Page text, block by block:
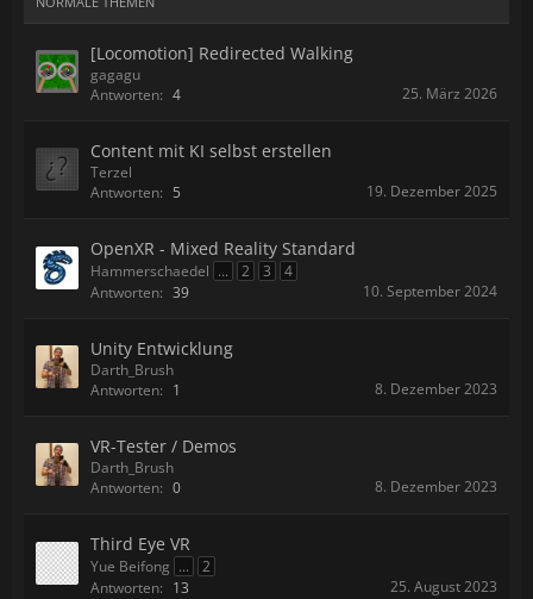
[Locomotion] Redirected Walking
gagagu
Antworten: 4 25. März 2026
Content mit KI selbst erstellen
Terzel
Antworten: 5 19. Dezember 2025
OpenXR - Mixed Reality Standard
Hammerschaedel ... 2 3
4
Antworten: 39 10. September 2024
Unity Entwicklung
Darth_Brush
Antworten: 1 8. Dezember 2023
VR-Tester / Demos
Darth_Brush
Antworten: 0 8. Dezember 2023
Third Eye VR
Yue Beifong ...
2
Antworten: 13 25. August 2023